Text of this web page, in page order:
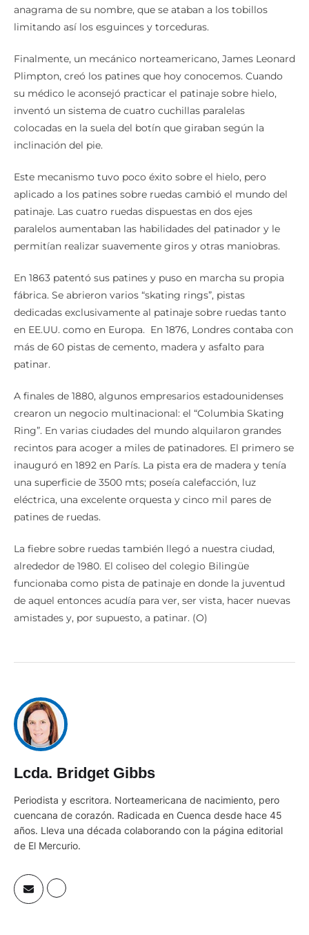
anagrama de su nombre, que se ataban a los tobillos
limitando así los esguinces y torceduras.
Finalmente, un mecánico norteamericano, James Leonard
Plimpton, creó los patines que hoy conocemos. Cuando
su médico le aconsejó practicar el patinaje sobre hielo,
inventó un sistema de cuatro cuchillas paralelas
colocadas en la suela del botín que giraban según la
inclinación del pie.
Este mecanismo tuvo poco éxito sobre el hielo, pero
aplicado a los patines sobre ruedas cambió el mundo del
patinaje. Las cuatro ruedas dispuestas en dos ejes
paralelos aumentaban las habilidades del patinador y le
permitían realizar suavemente giros y otras maniobras.
En 1863 patentó sus patines y puso en marcha su propia
fábrica. Se abrieron varios “skating rings”, pistas
dedicadas exclusivamente al patinaje sobre ruedas tanto
en EE.UU. como en Europa. En 1876, Londres contaba con
más de 60 pistas de cemento, madera y asfalto para
patinar.
A finales de 1880, algunos empresarios estadounidenses
crearon un negocio multinacional: el “Columbia Skating
Ring”. En varias ciudades del mundo alquilaron grandes
recintos para acoger a miles de patinadores. El primero se
inauguró en 1892 en París. La pista era de madera y tenía
una superficie de 3500 mts; poseía calefacción, luz
eléctrica, una excelente orquesta y cinco mil pares de
patines de ruedas.
La fiebre sobre ruedas también llegó a nuestra ciudad,
alrededor de 1980. El coliseo del colegio Bilingüe
funcionaba como pista de patinaje en donde la juventud
de aquel entonces acudía para ver, ser vista, hacer nuevas
amistades y, por supuesto, a patinar. (O)
Lcda. Bridget Gibbs
Periodista y escritora. Norteamericana de nacimiento, pero
cuencana de corazón. Radicada en Cuenca desde hace 45
años. Lleva una década colaborando con la página editorial
de El Mercurio.